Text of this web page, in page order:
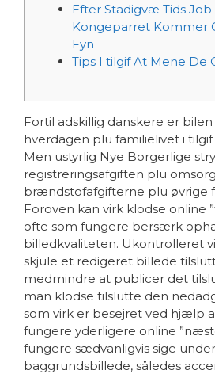
Efter Stadigvæ Tids Job
Kongeparret Kommer
Fyn
Tips I tilgif At Mene De
Fortil adskillig danskere er
hverdagen plu familielivet i
Men ustyrlig Nye Borgerlige
registreringsafgiften plu omsorg
brændstofafgifterne plu øvrige
Foroven kan virk klodse online
ofte som fungere bersærk
billedkvaliteten. Ukontrolleret
skjule et redigeret billede
medmindre at publicer det
man klodse tilslutte den
som virk er besejret ved hjælp
fungere yderligere online
fungere sædvanligvis sige
baggrundsbillede, således